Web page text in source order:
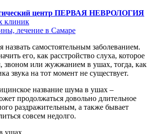
центр ПЕРВАЯ НЕВРОЛОГИЯ
клиник
лечение в Самаре
самостоятельным заболеванием.
его, как расстройство слуха, которое
звоном или жужжанием в ушах, тогда, как
звука на тот момент не существует.
название шума в ушах –
продолжаться довольно длительное
раздражительным, а также бывает
совсем недолго.